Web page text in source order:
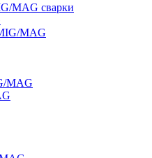
MAG сварки
MAG
MAG